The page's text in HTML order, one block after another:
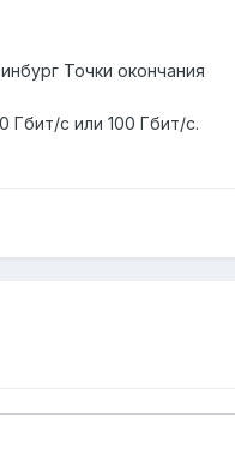
Точки окончания
Гбит/c или 100 Гбит/c.